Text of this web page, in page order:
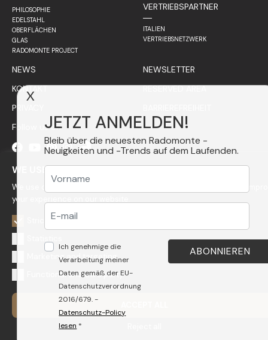
PHILOSOPHIE
EDELSTAHL
OBERFLÄCHEN
GLAS
RADOMONTE PROJECT
VERTRIEBSPARTNER
ITALIEN
VERTRIEBSNETZWERK
NEWS
NEWSLETTER
KONTAKT
RESERVED AREA
PRIVACY
Follow us on:
X
JETZT ANMELDEN!
Bleib über die neuesten Radomonte -
Neuigkeiten und -Trends auf dem Laufenden.
Ich genehmige die
Verarbeitung meiner
Daten gemäß der EU-
Datenschutzverordnung
2016/679. -
Datenschutz-Policy
lesen *
WE USE COOKIES
We use cookies to personalize content, to get statistics and to
your experience on our website.
Strictly necessary
Marketing and targeting
Functional and third party